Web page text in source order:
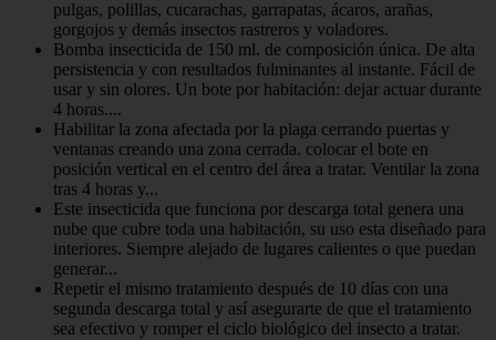
pulgas, polillas, cucarachas, garrapatas, ácaros, arañas,
gorgojos y demás insectos rastreros y voladores.
Bomba insecticida de 150 ml. de composición única. De alta
persistencia y con resultados fulminantes al instante. Fácil de
usar y sin olores. Un bote por habitación: dejar actuar durante
4 horas....
Habilitar la zona afectada por la plaga cerrando puertas y
ventanas creando una zona cerrada. colocar el bote en
posición vertical en el centro del área a tratar. Ventilar la zona
tras 4 horas y...
Este insecticida que funciona por descarga total genera una
nube que cubre toda una habitación, su uso esta diseñado para
interiores. Siempre alejado de lugares calientes o que puedan
generar...
Repetir el mismo tratamiento después de 10 días con una
segunda descarga total y así asegurarte de que el tratamiento
sea efectivo y romper el ciclo biológico del insecto a tratar.